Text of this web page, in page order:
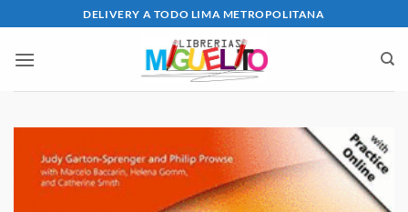
al
contenido
DELIVERY A TODO LIMA METROPOLITANA